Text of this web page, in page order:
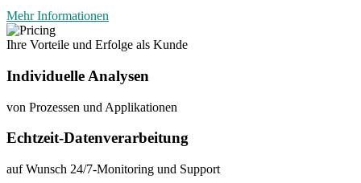
Mehr Informationen
Ihre Vorteile und Erfolge als Kunde
Individuelle Analysen
von Prozessen und Applikationen
Echtzeit-Datenverarbeitung
auf Wunsch 24/7-Monitoring und Support